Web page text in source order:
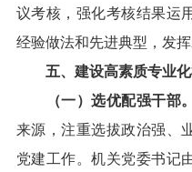
议考核，强化考核结果运
经验做法和先进典型，发挥
五、建设高素质专业
（一）选优配强干部。
来源，注重选拔政治强、
党建工作。机关党委书记